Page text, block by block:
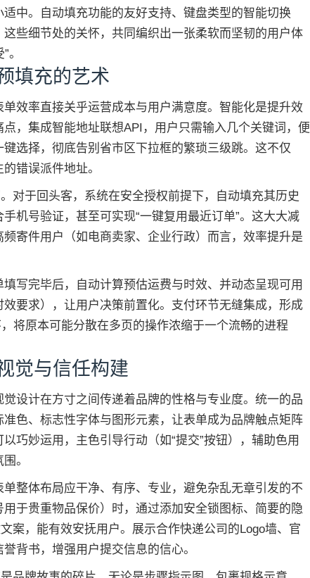
中。自动填充功能的友好支持、键盘类型的智能切换
这些细节处的关怀，共同编织出一张柔软而坚韧的用户体
。
填充的艺术
效率直接关乎运营成本与用户满意度。智能化是提升效
，集成智能地址联想API，用户只需输入几个关键词，便
选择，彻底告别省市区下拉框的繁琐三级跳。这不仅
错误派件地址。
对于回头客，系统在安全授权前提下，自动填充其历史
机号验证，甚至可实现“一键复用最近订单”。这大大减
寄件用户（如电商卖家、企业行政）而言，效率提升是
写完毕后，自动计算预估运费与时效、并动态呈现可用
要求），让用户决策前置化。支付环节无缝集成，形成
将原本可能分散在多页的操作浓缩于一个流畅的进程
觉与信任构建
设计在方寸之间传递着品牌的性格与专业度。统一的品
色、标志性字体与图形元素，让表单成为品牌触点矩阵
巧妙运用，主色引导行动（如“提交”按钮），辅助色用
。
整体布局应干净、有序、专业，避免杂乱无章引发的不
于贵重物品保价）时，通过添加安全锁图标、简要的隐
案，能有效安抚用户。展示合作快递公司的Logo墙、官
背书，增强用户提交信息的信心。